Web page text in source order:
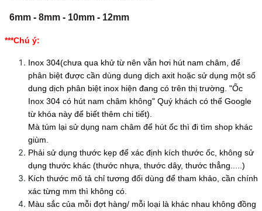
6mm- 8mm- 10mm- 12mm
***Chú ý:
Inox 304(chưa qua khử từ nên vẫn hơi hút nam châm, để
phân biệt được cần dùng dung dịch axit hoặc sử dụng một số
dung dịch phân biệt inox hiện đang có trên thị trường. "Ốc
Inox 304 có hút nam châm không" Quý khách có thể Google
từ khóa này để biết thêm chi tiết).
Mà túm lại sử dụng nam châm để hút ốc thì đi tìm shop khác
giùm.
Phải sử dụng thước kẹp để xác định kích thước ốc, không sử
dụng thước khác (thước nhựa, thước dây, thước thẳng.....)
Kích thước mô tả chỉ tương đối dùng để tham khảo, cần chính
xác từng mm thì không có.
Màu sắc của mỗi đợt hàng/ mỗi loại là khác nhau không đồng